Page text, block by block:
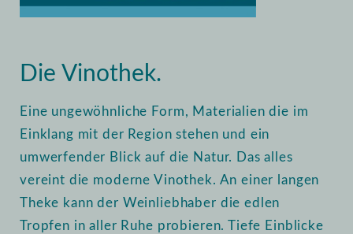
Die Vinothek.
Eine ungewöhnliche Form, Materialien die im
Einklang mit der Region stehen und ein
umwerfender Blick auf die Natur. Das alles
vereint die moderne Vinothek. An einer langen
Theke kann der Weinliebhaber die edlen
Tropfen in aller Ruhe probieren. Tiefe Einblicke